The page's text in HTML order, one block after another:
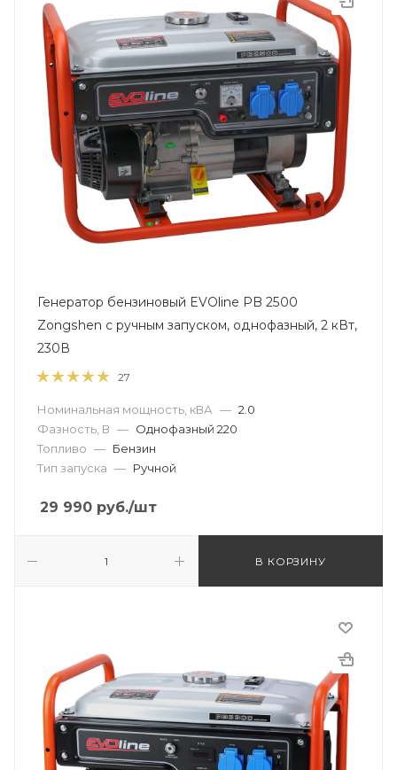
Генератор бензиновый EVOline PB 2500
Zongshen с ручным запуском, однофазный, 2 кВт,
230В
27
Номинальная мощность, кВА — 2.0
Фазность, В — Однофазный 220
Топливо — Бензин
Тип запуска — Ручной
29 990 руб./шт
В КОРЗИНУ